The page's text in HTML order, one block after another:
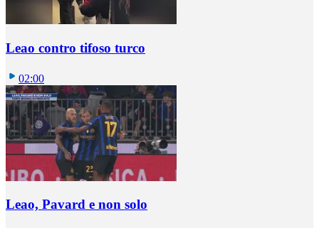
Leao contro tifoso turco
02:00
Leao, Pavard e non solo